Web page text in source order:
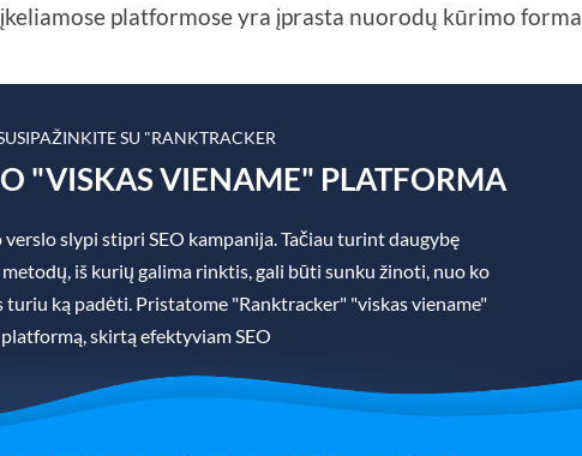
platformose yra įprasta nuorodų kūrimo forma.
SU "RANKTRACKER
"VISKAS VIENAME" PLATFORMA
slypi stipri SEO kampanija. Tačiau turint daugybę
iš kurių galima rinktis, gali būti sunku žinoti, nuo ko
turiu ką padėti. Pristatome "Ranktracker" "viskas viename"
platformą, skirtą efektyviam SEO